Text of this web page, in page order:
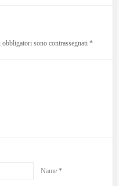
obbligatori sono contrassegnati*
Name *